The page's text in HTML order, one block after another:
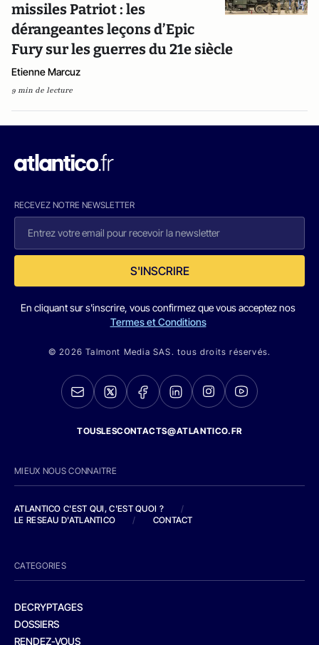
missiles Patriot : les
dérangeantes leçons d’Epic
Fury sur les guerres du 21e siècle
Etienne Marcuz
9 min de lecture
RECEVEZ NOTRE NEWSLETTER
S'INSCRIRE
En cliquant sur s'inscrire, vous confirmez que vous acceptez nos
Termes et Conditions
© 2026 Talmont Media SAS. tous droits réservés.
TOUSLESCONTACTS@ATLANTICO.FR
MIEUX NOUS CONNAITRE
ATLANTICO C'EST QUI, C'EST QUOI ?
/
LE RESEAU D'ATLANTICO
/ CONTACT
CATEGORIES
DECRYPTAGES
DOSSIERS
RENDEZ-VOUS